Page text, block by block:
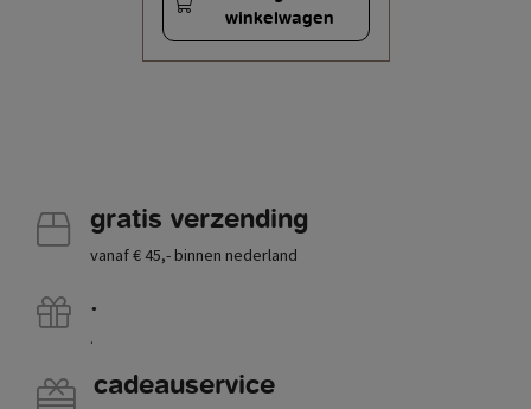
winkelwagen
gratis verzending
vanaf € 45,- binnen nederland
.
.
cadeauservice